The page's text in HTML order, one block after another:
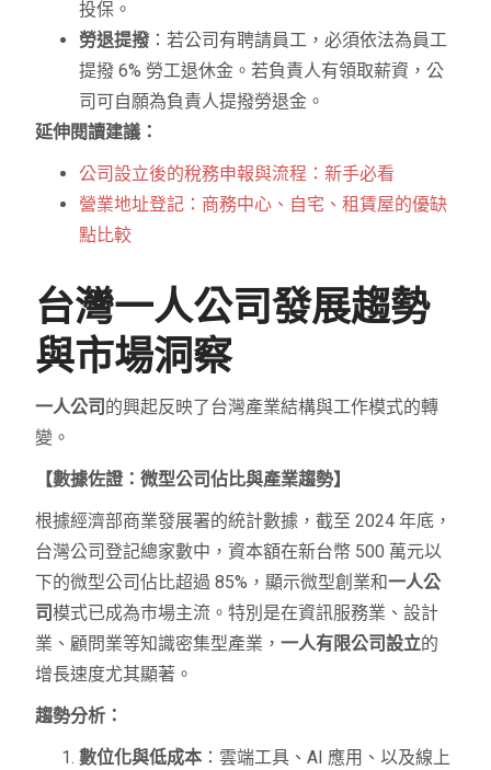
投保。
勞退提撥：若公司有聘請員工，必須依法為員工
提撥 6% 勞工退休金。若負責人有領取薪資，公
司可自願為負責人提撥勞退金。
延伸閱讀建議：
公司設立後的稅務申報與流程：新手必看
營業地址登記：商務中心、自宅、租賃屋的優缺
點比較
台灣一人公司發展趨勢
與市場洞察
一人公司 的興起反映了台灣產業結構與工作模式的轉
變。
【數據佐證：微型公司佔比與產業趨勢】
根據經濟部商業發展署的統計數據，截至 2024 年底，
台灣公司登記總家數中，資本額在新台幣 500 萬元以
下的微型公司佔比超過 85%，顯示微型創業和一人公
司模式已成為市場主流。特別是在資訊服務業、設計
業、顧問業等知識密集型產業，一人有限公司設立的
增長速度尤其顯著。
趨勢分析：
數位化與低成本 ：雲端工具、AI 應用、以及線上